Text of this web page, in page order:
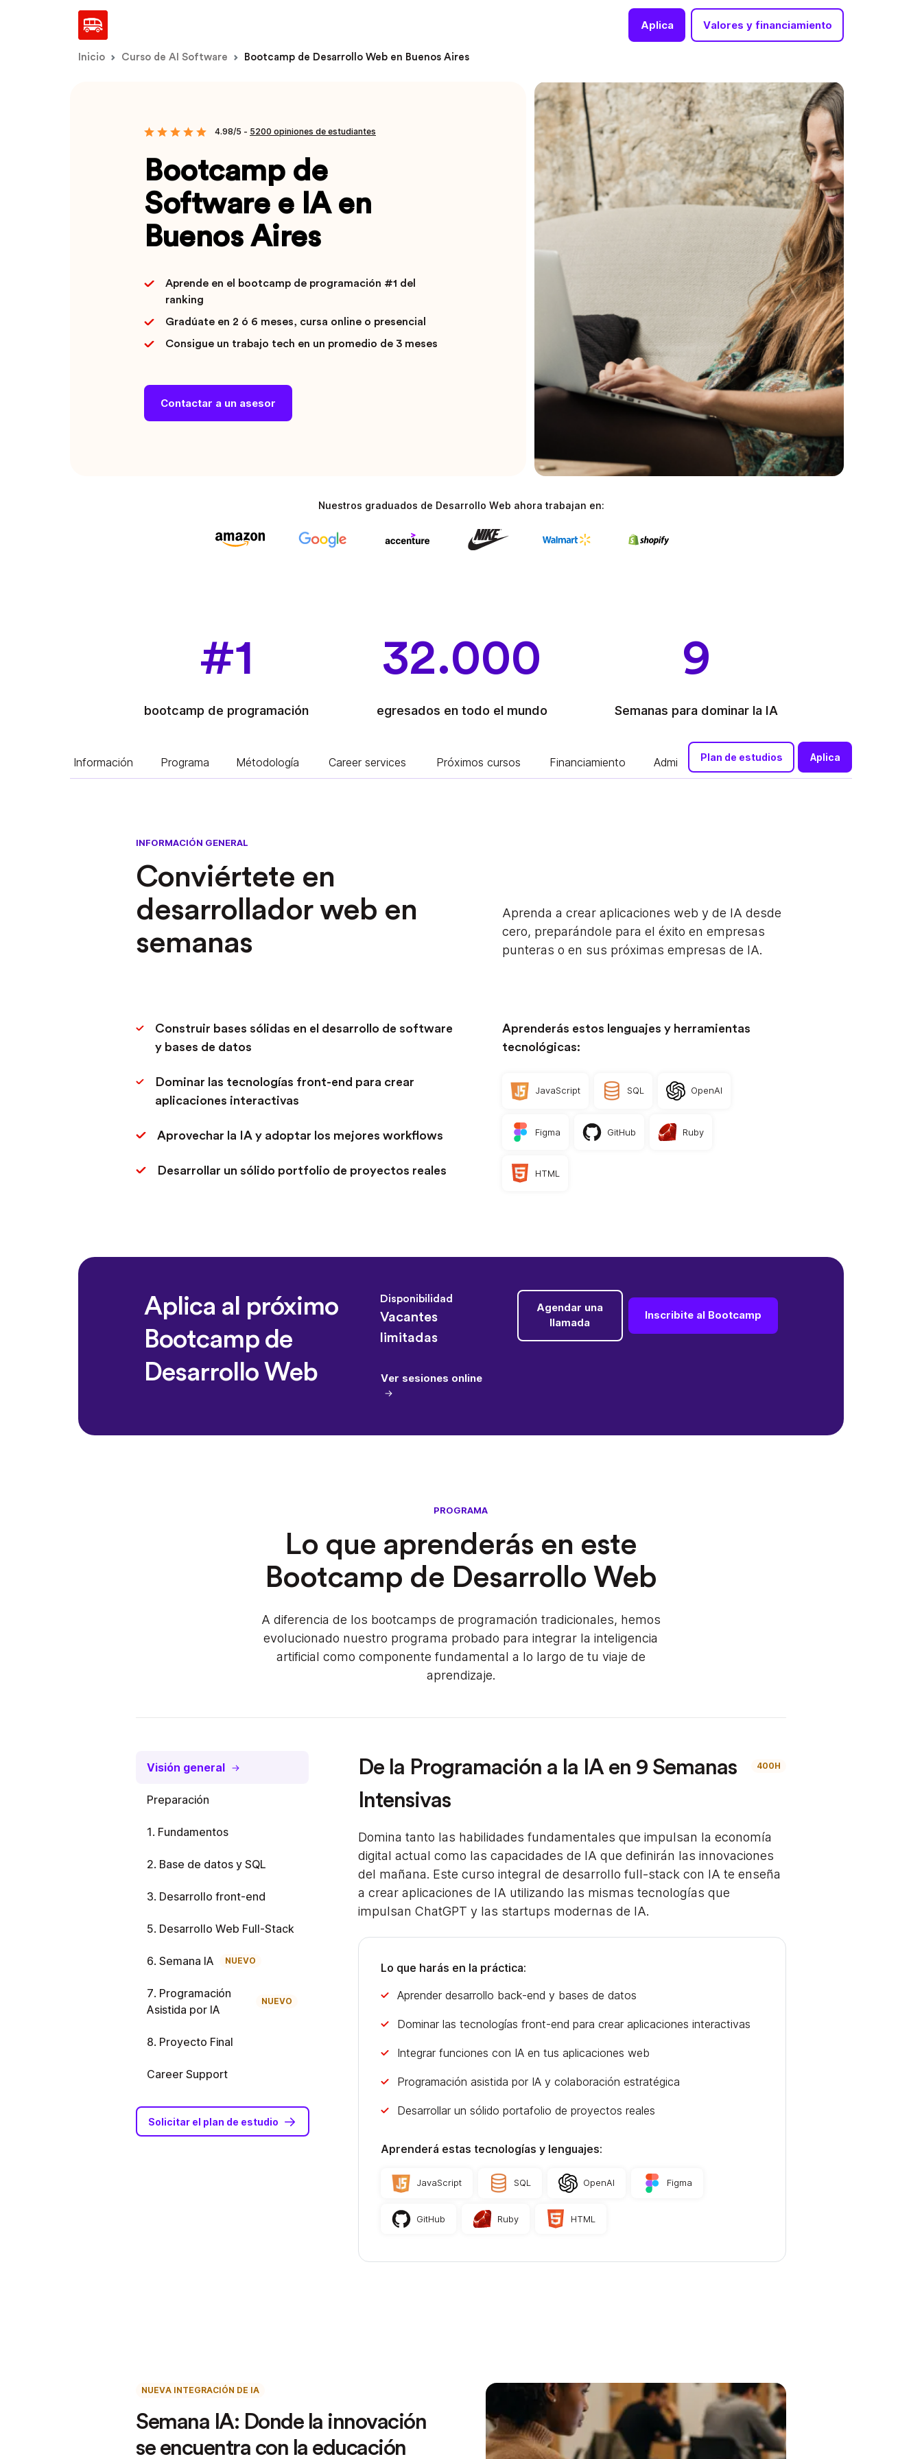
Aplica Valores y financiamiento
Inicio Curso de AI Software Bootcamp de Desarrollo Web en Buenos Aires
4.98/5 - 5200 opiniones de estudiantes
Bootcamp de
Software e IA en
Buenos Aires
Aprende en el bootcamp de programación #1 del
ranking
Gradúate en 2 ó 6 meses, cursa online o presencial
Consigue un trabajo tech en un promedio de 3 meses
Contactar a un asesor
Nuestros graduados de Desarrollo Web ahora trabajan en:
#1
bootcamp de programación
32.000
egresados en todo el mundo
9
Semanas para dominar la IA
Información Programa Métodología Career services Próximos cursos Financiamiento Admisión Plan de estudios Aplica
INFORMACIÓN GENERAL
Conviértete en
desarrollador web en
semanas
Aprenda a crear aplicaciones web y de IA desde
cero, preparándole para el éxito en empresas
punteras o en sus próximas empresas de IA.
Construir bases sólidas en el desarrollo de software
y bases de datos
Dominar las tecnologías front-end para crear
aplicaciones interactivas
Aprovechar la IA y adoptar los mejores workflows
Desarrollar un sólido portfolio de proyectos reales
Aprenderás estos lenguajes y herramientas
tecnológicas:
JavaScript SQL OpenAI
Figma GitHub Ruby
HTML
Aplica al próximo
Bootcamp de
Desarrollo Web
Disponibilidad
Vacantes
limitadas
Ver sesiones online
Agendar una
llamada
Inscribite al Bootcamp
PROGRAMA
Lo que aprenderás en este
Bootcamp de Desarrollo Web
A diferencia de los bootcamps de programación tradicionales, hemos
evolucionado nuestro programa probado para integrar la inteligencia
artificial como componente fundamental a lo largo de tu viaje de
aprendizaje.
Visión general
Preparación
1. Fundamentos
2. Base de datos y SQL
3. Desarrollo front-end
5. Desarrollo Web Full-Stack
6. Semana IA NUEVO
7. Programación
Asistida por IA
NUEVO
8. Proyecto Final
Career Support
Solicitar el plan de estudio
400H
De la Programación a la IA en 9 Semanas
Intensivas
Domina tanto las habilidades fundamentales que impulsan la economía
digital actual como las capacidades de IA que definirán las innovaciones
del mañana. Este curso integral de desarrollo full-stack con IA te enseña
a crear aplicaciones de IA utilizando las mismas tecnologías que
impulsan ChatGPT y las startups modernas de IA.
Lo que harás en la práctica:
Aprender desarrollo back-end y bases de datos
Dominar las tecnologías front-end para crear aplicaciones interactivas
Integrar funciones con IA en tus aplicaciones web
Programación asistida por IA y colaboración estratégica
Desarrollar un sólido portafolio de proyectos reales
Aprenderá estas tecnologías y lenguajes:
JavaScript SQL OpenAI Figma
GitHub Ruby HTML
NUEVA INTEGRACIÓN DE IA
Semana IA: Donde la innovación
se encuentra con la educación